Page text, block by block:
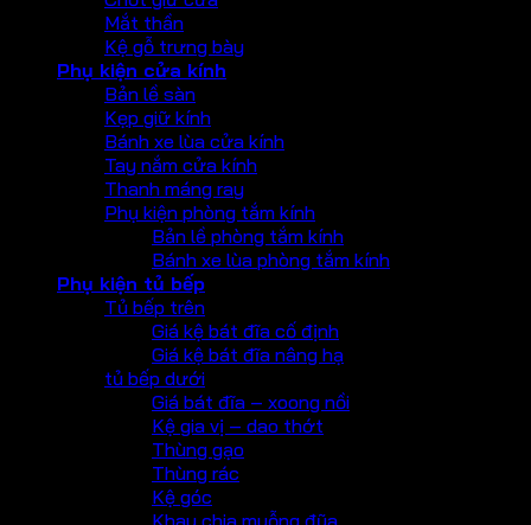
Mắt thần
Kệ gỗ trưng bày
Phụ kiện cửa kính
Bản lề sàn
Kẹp giữ kính
Bánh xe lùa cửa kính
Tay nắm cửa kính
Thanh máng ray
Phụ kiện phòng tắm kính
Bản lề phòng tắm kính
Bánh xe lùa phòng tắm kính
Phụ kiện tủ bếp
Tủ bếp trên
Giá kệ bát đĩa cố định
Giá kệ bát đĩa nâng hạ
tủ bếp dưới
Giá bát đĩa – xoong nồi
Kệ gia vị – dao thớt
Thùng gạo
Thùng rác
Kệ góc
Khay chia muỗng đũa